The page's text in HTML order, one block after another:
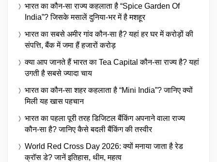
भारत का कौन-सा राज्य कहलाता है “Spice Garden Of
India”? जिसके मसालें दुनिया-भर में है मशहूर
भारत का सबसे अमीर गांव कौन-सा है? यहां हर घर में करोड़ों की
संपत्ति, बैंक में जमा हैं हजारों करोड़
क्या आप जानते हैं भारत का Tea Capital कौन-सा राज्य है? यहां
उगती है सबसे ज्यादा चाय
भारत का कौन-सा शहर कहलाता है “Mini India”? जानिए क्यों
मिली यह खास पहचान
भारत का पहला पूरी तरह डिजिटल बैंकिंग अपनाने वाला राज्य
कौन-सा है? जानिए कैसे बदली बैंकिंग की तस्वीर
World Red Cross Day 2026: क्यों मनाया जाता है रेड
क्रॉस डे? जानें इतिहास, थीम, महत्व